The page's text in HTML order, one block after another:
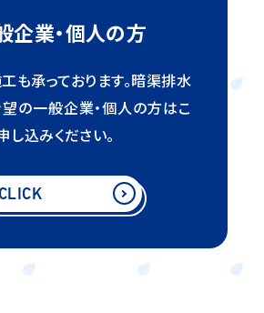
企業・個人の方
も承っております。暗渠排水
の一般企業・個人の方はこ
し込みください。
CLICK